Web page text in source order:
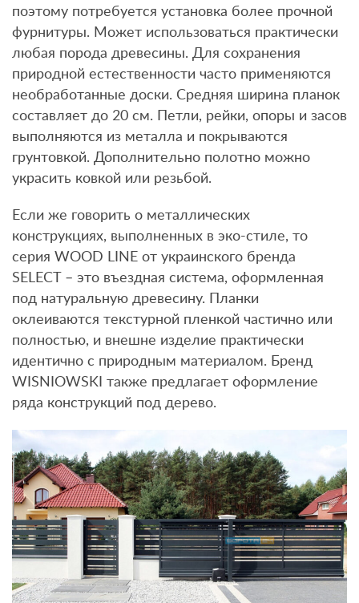
поэтому потребуется установка более прочной
фурнитуры. Может использоваться практически
любая порода древесины. Для сохранения
природной естественности часто применяются
необработанные доски. Средняя ширина планок
составляет до 20 см. Петли, рейки, опоры и засов
выполняются из металла и покрываются
грунтовкой. Дополнительно полотно можно
украсить ковкой или резьбой.
Если же говорить о металлических
конструкциях, выполненных в эко-стиле, то
серия WOOD LINE от украинского бренда
SELECT – это въездная система, оформленная
под натуральную древесину. Планки
оклеиваются текстурной пленкой частично или
полностью, и внешне изделие практически
идентично с природным материалом. Бренд
WISNIOWSKI также предлагает оформление
ряда конструкций под дерево.